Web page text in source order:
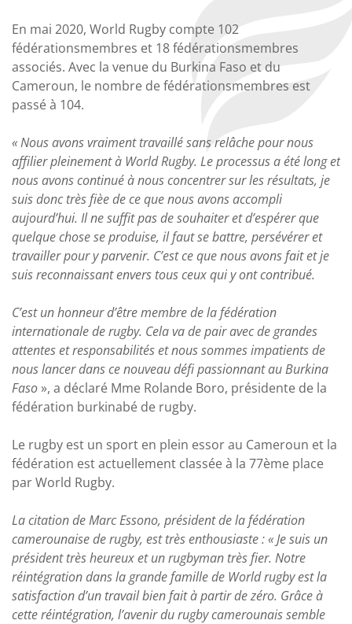
En mai 2020, World Rugby compte 102
fédérationsmembres et 18 fédérationsmembres
associés. Avec la venue du Burkina Faso et du
Cameroun, le nombre de fédérationsmembres est
passé à 104.
« Nous avons vraiment travaillé sans relâche pour nous
affilier pleinement à World Rugby. Le processus a été long et
nous avons continué à nous concentrer sur les résultats, je
suis donc très fièe de ce que nous avons accompli
aujourd’hui. Il ne suffit pas de souhaiter et d’espérer que
quelque chose se produise, il faut se battre, persévérer et
travailler pour y parvenir. C’est ce que nous avons fait et je
suis reconnaissant envers tous ceux qui y ont contribué.
C’est un honneur d’être membre de la fédération
internationale de rugby. Cela va de pair avec de grandes
attentes et responsabilités et nous sommes impatients de
nous lancer dans ce nouveau défi passionnant au Burkina
Faso », a déclaré Mme Rolande Boro, présidente de la
fédération burkinabé de rugby.
Le rugby est un sport en plein essor au Cameroun et la
fédération est actuellement classée à la 77ème place
par World Rugby.
La citation de Marc Essono, président de la fédération
camerounaise de rugby, est très enthousiaste : « Je suis un
président très heureux et un rugbyman très fier. Notre
réintégration dans la grande famille de World rugby est la
satisfaction d’un travail bien fait à partir de zéro. Grâce à
cette réintégration, l’avenir du rugby camerounais semble